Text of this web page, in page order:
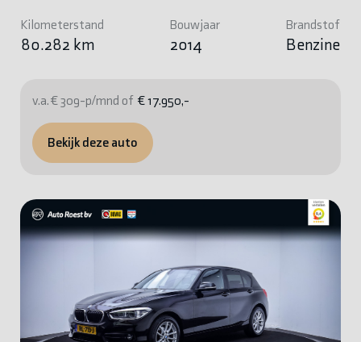
Kilometerstand
80.282 km
Bouwjaar
2014
Brandstof
Benzine
v.a. € 309-p/mnd of € 17.950,-
Bekijk deze auto